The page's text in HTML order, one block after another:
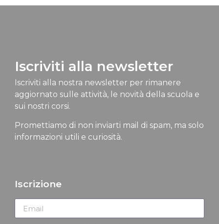
Iscriviti alla newsletter
Iscriviti alla nostra newsletter per rimanere
aggiornato sulle attività, le novità della scuola e
sui nostri corsi.
Promettiamo di non inviarti mail di spam, ma solo
informazioni utili e curiosità.
Iscrizione